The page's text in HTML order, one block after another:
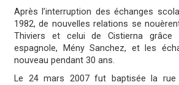
Après l’interruption des échanges
1982, de nouvelles relations se
Thiviers et celui de Cistierna grâce
espagnole, Mény Sanchez, et les
nouveau pendant 30 ans.
Le 24 mars 2007 fut baptisée la rue